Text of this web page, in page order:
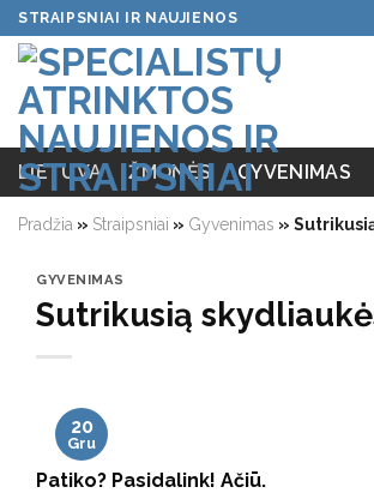
Skip
to
content
STRAIPSNIAI IR NAUJIENOS
LIETUVA ŽMONĖS GYVENIMAS
Pradžia » Straipsniai » Gyvenimas »
GYVENIMAS
Sutrikusią
20
Gru
Patiko? Pasidalink! Ačiū.